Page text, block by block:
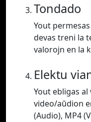
Tondado
Yout
devas treni la
valorojn en la
Elektu
Yout ebligas
video/aŭdion
(Audio), MP4